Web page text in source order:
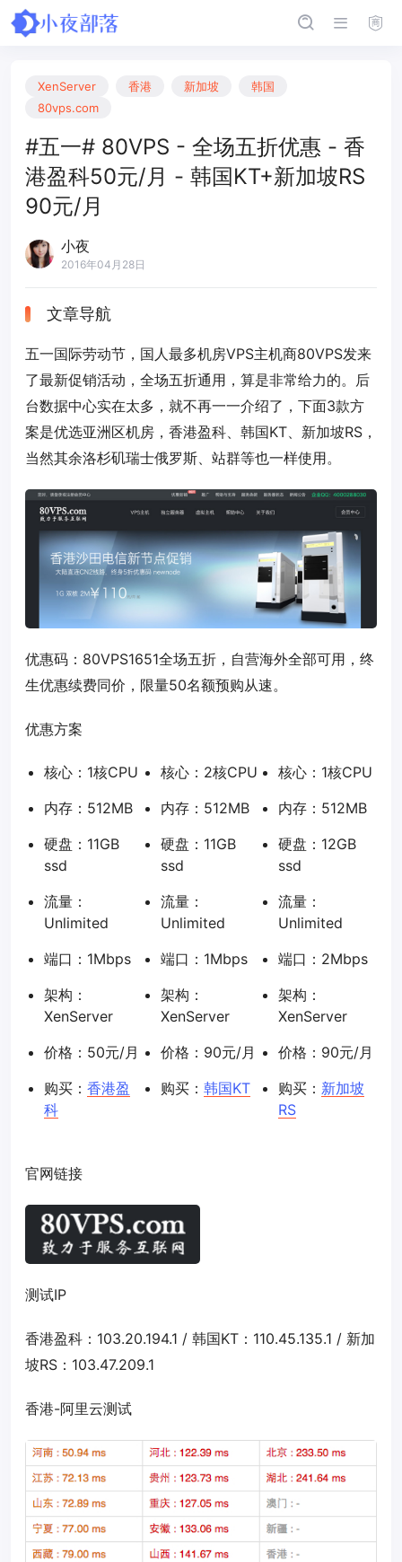
XenServer 香港 新加坡
韩国
80vps.com
#五一# 80VPS - 全场五折优惠 - 香
港盈科50元/月 - 韩国KT+新加坡RS
90元/月
小夜
2016年04月28日
文章导航
五一国际劳动节，国人最多机房VPS主机商80VPS发来
了最新促销活动，全场五折通用，算是非常给力的。后
台数据中心实在太多，就不再一一介绍了，下面3款方
案是优选亚洲区机房，香港盈科、韩国KT、新加坡RS，
当然其余洛杉矶瑞士俄罗斯、站群等也一样使用。
优惠码： 80VPS1651全场五折，自营海外全部可用，终
生优惠续费同价，限量50名额预购从速。
优惠方案
核心：1核CPU
内存：512MB
硬盘：11GB
ssd
流量：
Unlimited
端口：1Mbps
架构：
XenServer
价格：50元/月
购买： 香港盈
科
核心：2核CPU
内存：512MB
硬盘：11GB
ssd
流量：
Unlimited
端口：1Mbps
架构：
XenServer
价格：90元/月
购买： 韩国KT
核心：1核CPU
内存：512MB
硬盘：12GB
ssd
流量：
Unlimited
端口：2Mbps
架构：
XenServer
价格：90元/月
购买： 新加坡
RS
官网链接
测试IP
香港盈科：103.20.194.1 / 韩国KT：110.45.135.1 / 新加
坡RS：103.47.209.1
香港-阿里云测试